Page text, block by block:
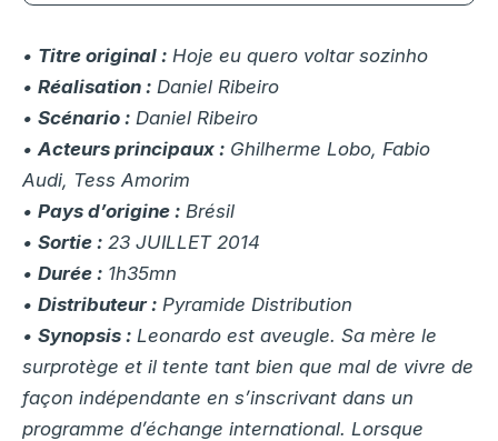
• Titre original : Hoje eu quero voltar sozinho
• Réalisation : Daniel Ribeiro
• Scénario : Daniel Ribeiro
• Acteurs principaux : Ghilherme Lobo, Fabio
Audi, Tess Amorim
• Pays d’origine : Brésil
• Sortie : 23 JUILLET 2014
• Durée : 1h35mn
• Distributeur : Pyramide Distribution
• Synopsis : Leonardo est aveugle. Sa mère le
surprotège et il tente tant bien que mal de vivre de
façon indépendante en s’inscrivant dans un
programme d’échange international. Lorsque